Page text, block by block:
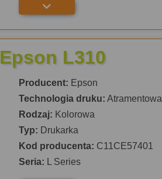
Epson L310
Producent: Epson
Technologia druku: Atramentowa
Rodzaj: Kolorowa
Typ: Drukarka
Kod producenta: C11CE57401
Seria: L Series